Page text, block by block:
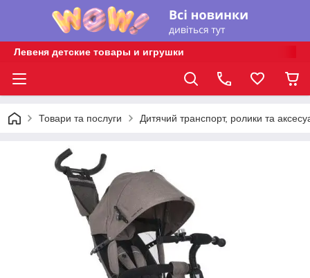
Левеня детские товары и игрушки
Товари та послуги Дитячий транспорт, ролики та